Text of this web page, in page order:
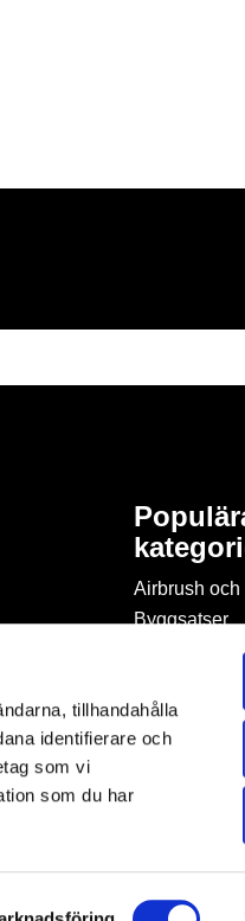
tillhandahålla
identifierare och
som vi
som du har
Airbrush
Byggsatser
Böcker &
Byggmaterial
Figurspel